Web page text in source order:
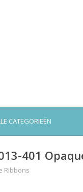
CATEGORIEËN
401
Ribbons